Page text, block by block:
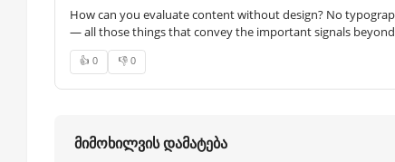
How can you evaluate content without design? No
— all those things that convey the important signals
👍 0 👎 0
მიმოხილვის დამატება